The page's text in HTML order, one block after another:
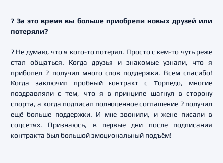
? За это время вы больше приобрели новых друзей или
потеряли?
? Не думаю, что я кого-то потерял. Просто с кем-то чуть реже
стал общаться. Когда друзья и знакомые узнали, что я
приболел ? получил много слов поддержки. Всем спасибо!
Когда заключил пробный контракт с Торпедо, многие
поздравляли с тем, что я в принципе шагнул в сторону
спорта, а когда подписал полноценное соглашение ? получил
ещё больше поддержки. И мне звонили, и жене писали в
соцсетях. Признаюсь, в первые дни после подписания
контракта был большой эмоциональный подъём!